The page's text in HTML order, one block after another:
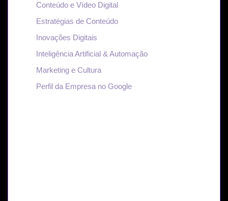
Conteúdo e Vídeo Digital
Estratégias de Conteúdo
Inovações Digitais
Inteligência Artificial & Automação
Marketing e Cultura
Perfil da Empresa no Google